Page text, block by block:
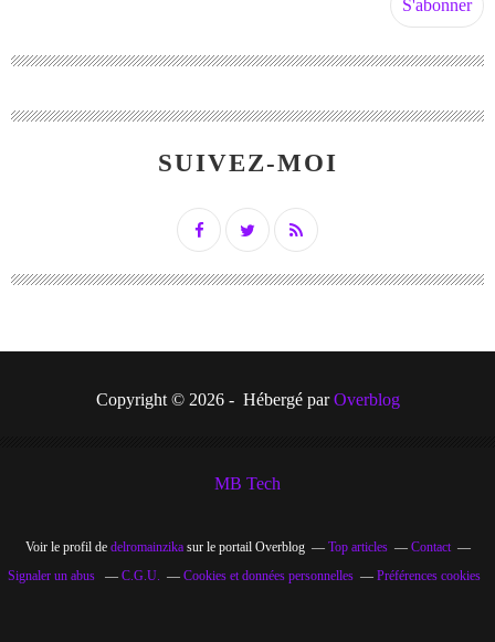
SUIVEZ-MOI
Copyright © 2026 - Hébergé parOverblog
MB Tech
Voir le profil de delromainzikasur le portail Overblog Top articles
Contact
Signaler un abus
C.G.U. Cookies et données personnelles Préférences cookies